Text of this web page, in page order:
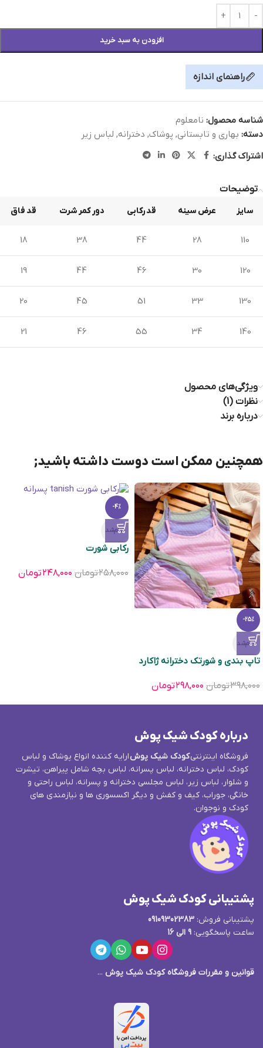
افزودن به سبد خرید
راهنمای اندازه
شناسه محصول: نامعلوم
دسته: بهاری و تابستانی, پوشاک, دخترانه, لباس زیر
اشتراک گذاری:
توضیحات
سایز عرض سینه قد رکابی دور کمر شرت قد فاق
110
28
44
38
18
120
30
46
44
19
130
33
51
45
20
140
34
55
46
21
ویژگی‌های محصول
نظرات (1)
درباره برند
همچنین ممکن است دوست داشته باشید;
-25%
تمام‌شد
تاپ بندی و شورتک دخترانه ژاکارد
۳۹۸,۰۰۰تومان ۲۹۸,۰۰۰تومان
-4%
تمام‌شد
ركابی شورت
۲۵۸,۰۰۰تومان ۲۴۸,۰۰۰تومان
درباره کودک شیک پوش
فروشگاه اینترنتیکودک شیک پوشارایه کننده انواع پوشاک و لباس
کودک، لباس دخترانه، لباس پسرانه، لباس بچه شامل پیراهن، تیشرت
و شلوار، لباس زیر، لباس مجلسی دخترانه و پسرانه، لباس راحتی و
خانگی، جوراب، کیف و کفش و دیگر اکسسوری ها و نیازمندی های
کودک و نوجوان.
پشتیبانی کودک شیک پوش
پشتیبانی فروش: 09109302383
ساعت پاسخگویی: 9 الی 16
قوانین و مقررات فروشگاه کودک شیک پوش ...